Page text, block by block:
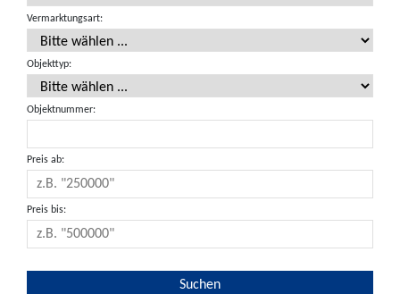
Vermarktungsart:
Objekttyp:
Objektnummer:
Preis ab:
Preis bis: